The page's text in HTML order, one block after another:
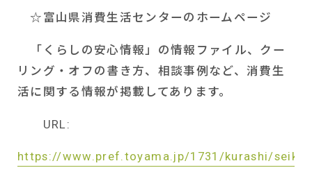
☆富山県消費生活センターのホームページ
「くらしの安心情報」の情報ファイル、クー
リング・オフの書き方、相談事例など、消費生
活に関する情報が掲載してあります。
URL:
https://www.pref.toyama.jp/1731/kurashi/